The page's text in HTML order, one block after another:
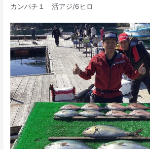
カンパチ１ 活アジ/6ヒロ